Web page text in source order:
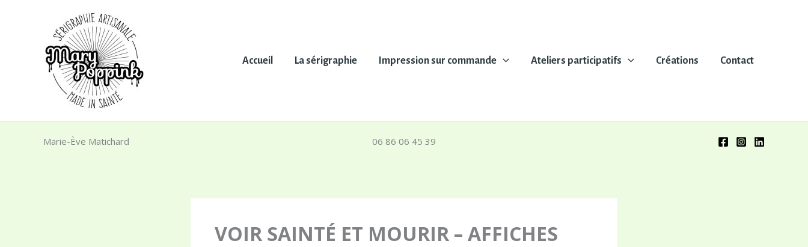
Accueil La sérigraphie Impression sur commande Ateliers participatifs Créations Contact
Marie-Ève Matichard 06 86 06 45 39
VOIR SAINTÉ ET MOURIR – AFFICHES